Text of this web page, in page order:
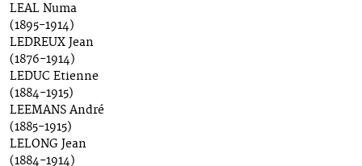
LEAL Numa
(1895-1914)
LEDREUX Jean
(1876-1914)
LEDUC Etienne
(1884-1915)
LEEMANS André
(1885-1915)
LELONG Jean
(1884-1914)